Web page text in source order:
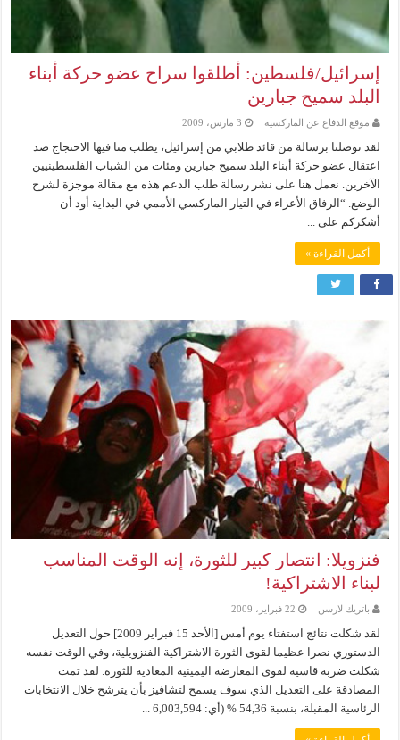
إسرائيل/فلسطين: أطلقوا سراح عضو حركة أبناء
البلد سميح جبارين
موقع الدفاع عن الماركسية 3 مارس، 2009
لقد توصلنا برسالة من قائد طلابي من إسرائيل، يطلب منا فيها الاحتجاج ضد
اعتقال عضو حركة أبناء البلد سميح جبارين ومئات من الشباب الفلسطينيين
الآخرين. نعمل هنا على نشر رسالة طلب الدعم هذه مع مقالة موجزة لشرح
الوضع. “الرفاق الأعزاء في التيار الماركسي الأممي في البداية أود أن
أشكركم على ...
أكمل القراءة »
فنزويلا: انتصار كبير للثورة، إنه الوقت المناسب
لبناء الاشتراكية!
باتريك لارسن 22 فبراير، 2009
لقد شكلت نتائج استفتاء يوم أمس [الأحد 15 فبراير 2009] حول التعديل
الدستوري نصرا عظيما لقوى الثورة الاشتراكية الفنزويلية، وفي الوقت نفسه
شكلت ضربة قاسية لقوى المعارضة اليمينية المعادية للثورة. لقد تمت
المصادقة على التعديل الذي سوف يسمح لتشافيز بأن يترشح خلال الانتخابات
الرئاسية المقبلة، بنسبة 54,36 % (أي: 6,003,594 ...